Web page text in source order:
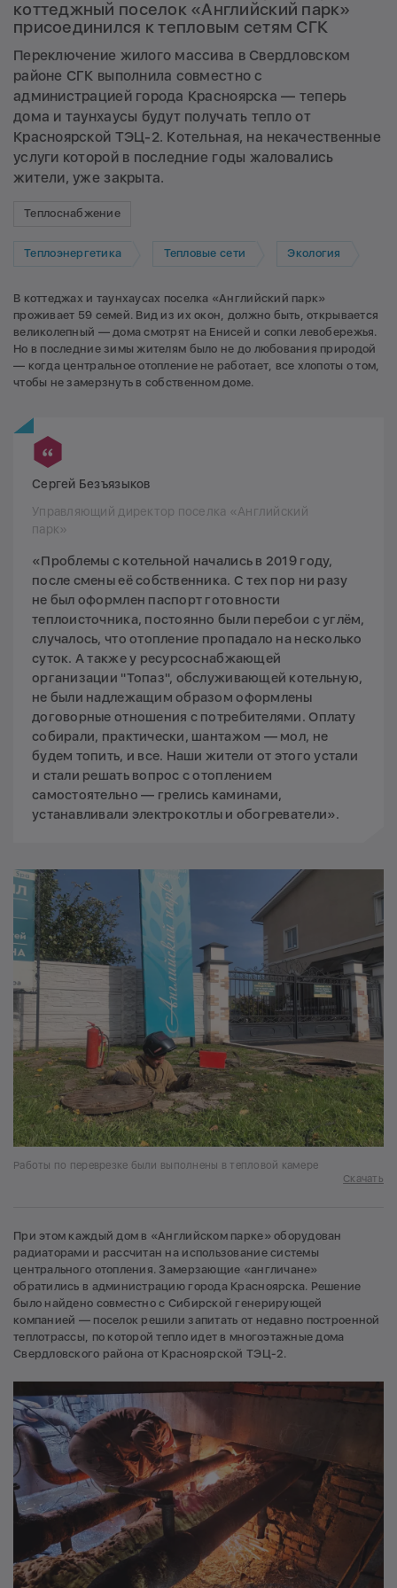
коттеджный поселок «Английский парк»
присоединился к тепловым сетям СГК
Переключение жилого массива в Свердловском
районе СГК выполнила совместно с
администрацией города Красноярска — теперь
дома и таунхаусы будут получать тепло от
Красноярской ТЭЦ-2. Котельная, на некачественные
услуги которой в последние годы жаловались
жители, уже закрыта.
Теплоснабжение
Теплоэнергетика Тепловые сети Экология
В коттеджах и таунхаусах поселка «Английский парк»
проживает 59 семей. Вид из их окон, должно быть, открывается
великолепный — дома смотрят на Енисей и сопки левобережья.
Но в последние зимы жителям было не до любования природой
— когда центральное отопление не работает, все хлопоты о том,
чтобы не замерзнуть в собственном доме.
Сергей Безъязыков
Управляющий директор поселка «Английский
парк»
«Проблемы с котельной начались в 2019 году,
после смены её собственника. С тех пор ни разу
не был оформлен паспорт готовности
теплоисточника, постоянно были перебои с углём,
случалось, что отопление пропадало на несколько
суток. А также у ресурсоснабжающей
организации "Топаз", обслуживающей котельную,
не были надлежащим образом оформлены
договорные отношения с потребителями. Оплату
собирали, практически, шантажом — мол, не
будем топить, и все. Наши жители от этого устали
и стали решать вопрос с отоплением
самостоятельно — грелись каминами,
устанавливали электрокотлы и обогреватели».
Работы по переврезке были выполнены в тепловой камере
Скачать
При этом каждый дом в «Английском парке» оборудован
радиаторами и рассчитан на использование системы
центрального отопления. Замерзающие «англичане»
обратились в администрацию города Красноярска. Решение
было найдено совместно с Сибирской генерирующей
компанией — поселок решили запитать от недавно построенной
теплотрассы, по которой тепло идет в многоэтажные дома
Свердловского района от Красноярской ТЭЦ-2.